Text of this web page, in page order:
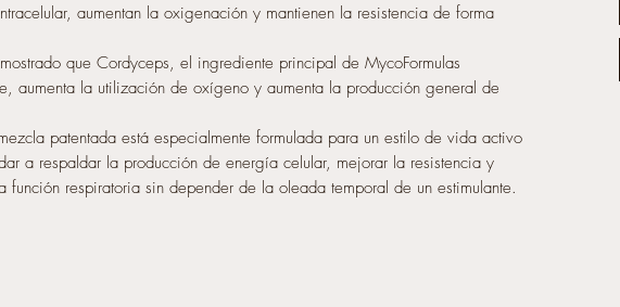
aumentan la oxigenación y mantienen la resistencia de forma
que Cordyceps, el ingrediente principal de MycoFormulas
aumenta la utilización de oxígeno y aumenta la producción general de
patentada está especialmente formulada para un estilo de vida activo
a respaldar la producción de energía celular, mejorar la resistencia y
función respiratoria sin depender de la oleada temporal de un estimulante.